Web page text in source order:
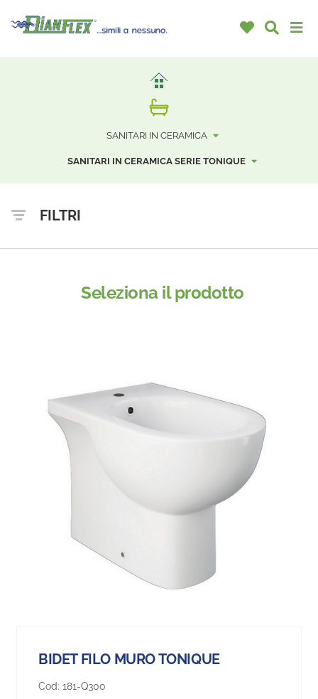
SANITARI IN CERAMICA
SANITARI IN CERAMICA SERIE TONIQUE
FILTRI
Seleziona il prodotto
BIDET FILO MURO TONIQUE
Cod: 181-Q300